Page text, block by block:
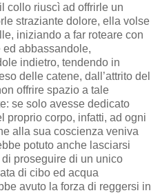
collo riuscì ad offrirle un
straziante dolore, ella volse
iniziando a far roteare con
ed abbassandole,
indietro, tendendo in
delle catene, dall’attrito del
offrire spazio a tale
se solo avesse dedicato
proprio corpo, infatti, ad ogni
alla sua coscienza veniva
potuto anche lasciarsi
proseguire di un unico
di cibo ed acqua
avuto la forza di reggersi in